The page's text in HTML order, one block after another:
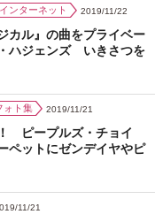
インターネット 2019/11/22
カル』の曲をプライベー
ハジェンズ いきさつを
ォト集 2019/11/21
ピープルズ・チョイ
ペットにゼンデイヤやピ
11/21